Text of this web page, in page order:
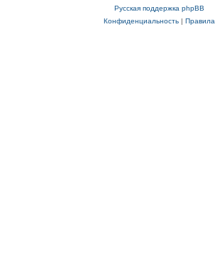
Русская поддержка phpBB
Конфиденциальность| Правила